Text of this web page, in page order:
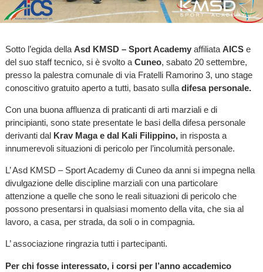
Sotto l’egida della Asd KMSD – Sport Academy affiliata AICS e
del suo staff tecnico, si è svolto a Cuneo, sabato 20 settembre,
presso la palestra comunale di via Fratelli Ramorino 3, uno stage
conoscitivo gratuito aperto a tutti, basato sulla difesa personale.
Con una buona affluenza di praticanti di arti marziali e di
principianti, sono state presentate le basi della difesa personale
derivanti dal Krav Maga e dal Kali Filippino, in risposta a
innumerevoli situazioni di pericolo per l’incolumità personale.
L’ Asd KMSD – Sport Academy di Cuneo da anni si impegna nella
divulgazione delle discipline marziali con una particolare
attenzione a quelle che sono le reali situazioni di pericolo che
possono presentarsi in qualsiasi momento della vita, che sia al
lavoro, a casa, per strada, da soli o in compagnia.
L’ associazione ringrazia tutti i partecipanti.
Per chi fosse interessato, i corsi per l’anno accademico